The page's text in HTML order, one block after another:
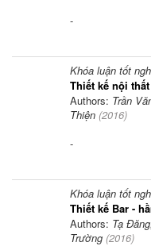
-
Khóa luận tốt
Thiết kế nội
Authors: Trần
Thiện (2016)
-
Khóa luận tốt
Thiết kế Bar -
Authors: Tạ
Trường (2016)